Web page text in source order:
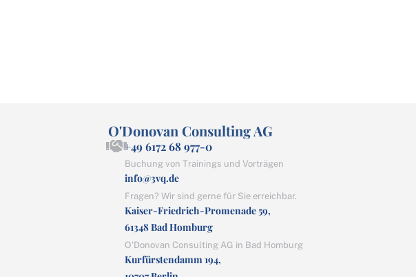
O'Donovan Consulting AG
+49 6172 68 977-0
Buchung von Trainings und Vorträgen
info@3vq.de
Fragen? Wir sind gerne für Sie erreichbar.
Kaiser-Friedrich-Promenade 59,
61348 Bad Homburg
O'Donovan Consulting AG in Bad Homburg
Kurfürstendamm 194,